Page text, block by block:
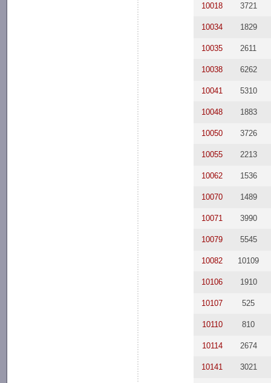
10018 3721
10034 1829
10035 2611
10038 6262
10041 5310
10048 1883
10050 3726
10055 2213
10062 1536
10070 1489
10071 3990
10079 5545
10082 10109
10106 1910
10107 525
10110 810
10114 2674
10141 3021